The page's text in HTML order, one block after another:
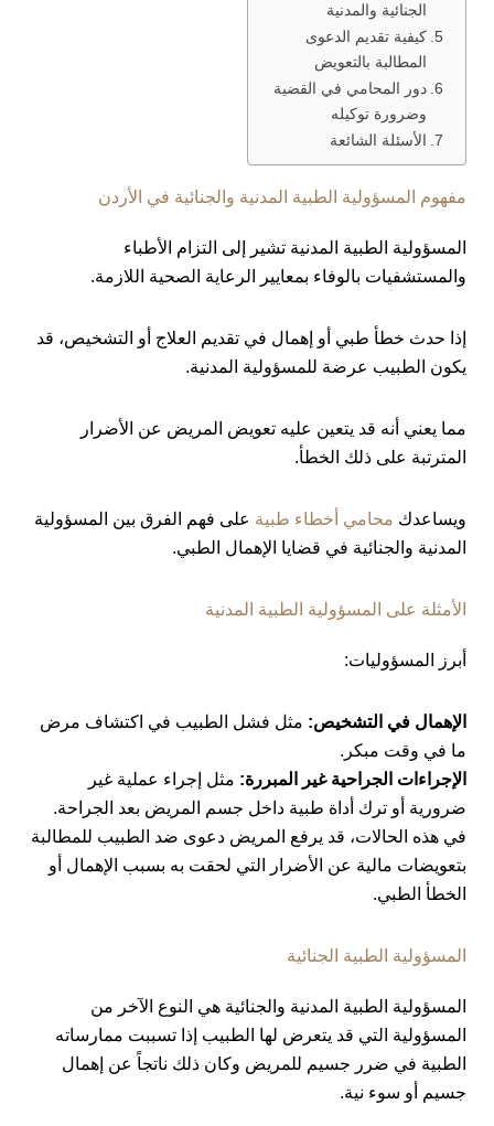
الجنائية والمدنية
كيفية تقديم الدعوى
المطالبة بالتعويض
دور المحامي في القضية
وضرورة توكيله
الأسئلة الشائعة
مفهوم المسؤولية الطبية المدنية والجنائية في الأردن
المسؤولية الطبية المدنية تشير إلى التزام الأطباء
والمستشفيات بالوفاء بمعايير الرعاية الصحية اللازمة.
إذا حدث خطأ طبي أو إهمال في تقديم العلاج أو التشخيص، قد
يكون الطبيب عرضة للمسؤولية المدنية.
مما يعني أنه قد يتعين عليه تعويض المريض عن الأضرار
المترتبة على ذلك الخطأ.
ويساعدك محامي أخطاء طبية على فهم الفرق بين المسؤولية
المدنية والجنائية في قضايا الإهمال الطبي.
الأمثلة على المسؤولية الطبية المدنية
أبرز المسؤوليات:
الإهمال في التشخيص: مثل فشل الطبيب في اكتشاف مرض
ما في وقت مبكر.
الإجراءات الجراحية غير المبررة: مثل إجراء عملية غير
ضرورية أو ترك أداة طبية داخل جسم المريض بعد الجراحة.
في هذه الحالات، قد يرفع المريض دعوى ضد الطبيب للمطالبة
بتعويضات مالية عن الأضرار التي لحقت به بسبب الإهمال أو
الخطأ الطبي.
المسؤولية الطبية الجنائية
المسؤولية الطبية المدنية والجنائية هي النوع الآخر من
المسؤولية التي قد يتعرض لها الطبيب إذا تسببت ممارساته
الطبية في ضرر جسيم للمريض وكان ذلك ناتجاً عن إهمال
جسيم أو سوء نية.